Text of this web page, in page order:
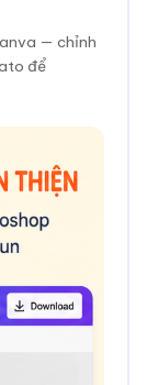
— chỉnh
để